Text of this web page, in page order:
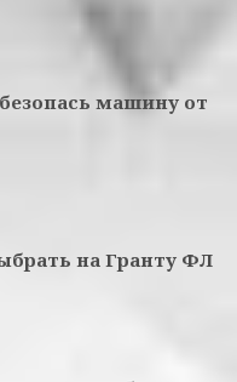
машину от
на Гранту ФЛ